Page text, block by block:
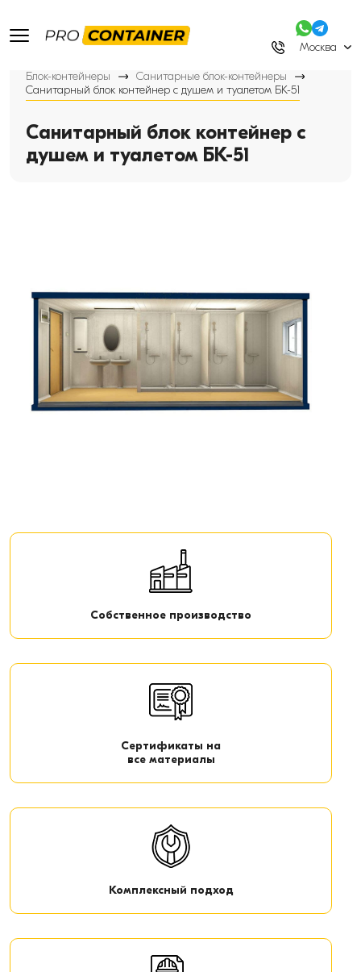
Москва
Блок-контейнеры
Санитарные блок-контейнеры
Санитарный блок контейнер с душем и туалетом БК-51
Санитарный блок контейнер с
душем и туалетом БК-51
Собственное производство
Сертификаты на
все материалы
Комплексный подход